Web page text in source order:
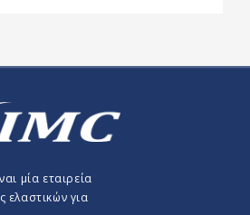
μία εταιρεία
ελαστικών για